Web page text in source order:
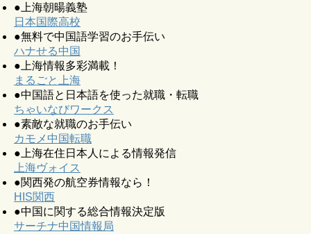
●上海朝暘義塾
日本国際高校
●無料で中国語学習のお手伝い
ハナせる中国
●上海情報多彩満載！
まるごと上海
●中国語と日本語を使った就職・転職
ちゃいなびワークス
●素敵な就職のお手伝い
カモメ中国転職
●上海在住日本人による情報発信
上海ヴォイス
●関西発の航空券情報なら！
HIS関西
●中国に関する総合情報決定版
サーチナ中国情報局